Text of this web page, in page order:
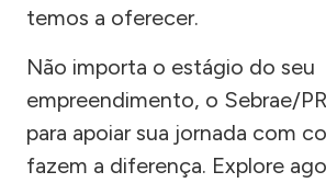
temos a oferecer.
Não importa o estágio do seu
empreendimento, o Sebrae/
para apoiar sua jornada com
fazem a diferença. Explore